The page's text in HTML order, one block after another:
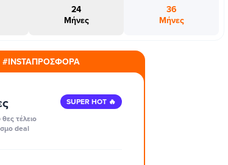
24
Μήνες
36
Μήνες
#INSTAΠΡΟΣΦΟΡΑ
τέλειο
deal
SUPER HOT 🔥